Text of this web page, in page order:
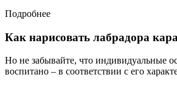
Подробнее
Как нарисовать лабрадора
Но не забывайте, что индивидуальные
воспитано – в соответствии с его